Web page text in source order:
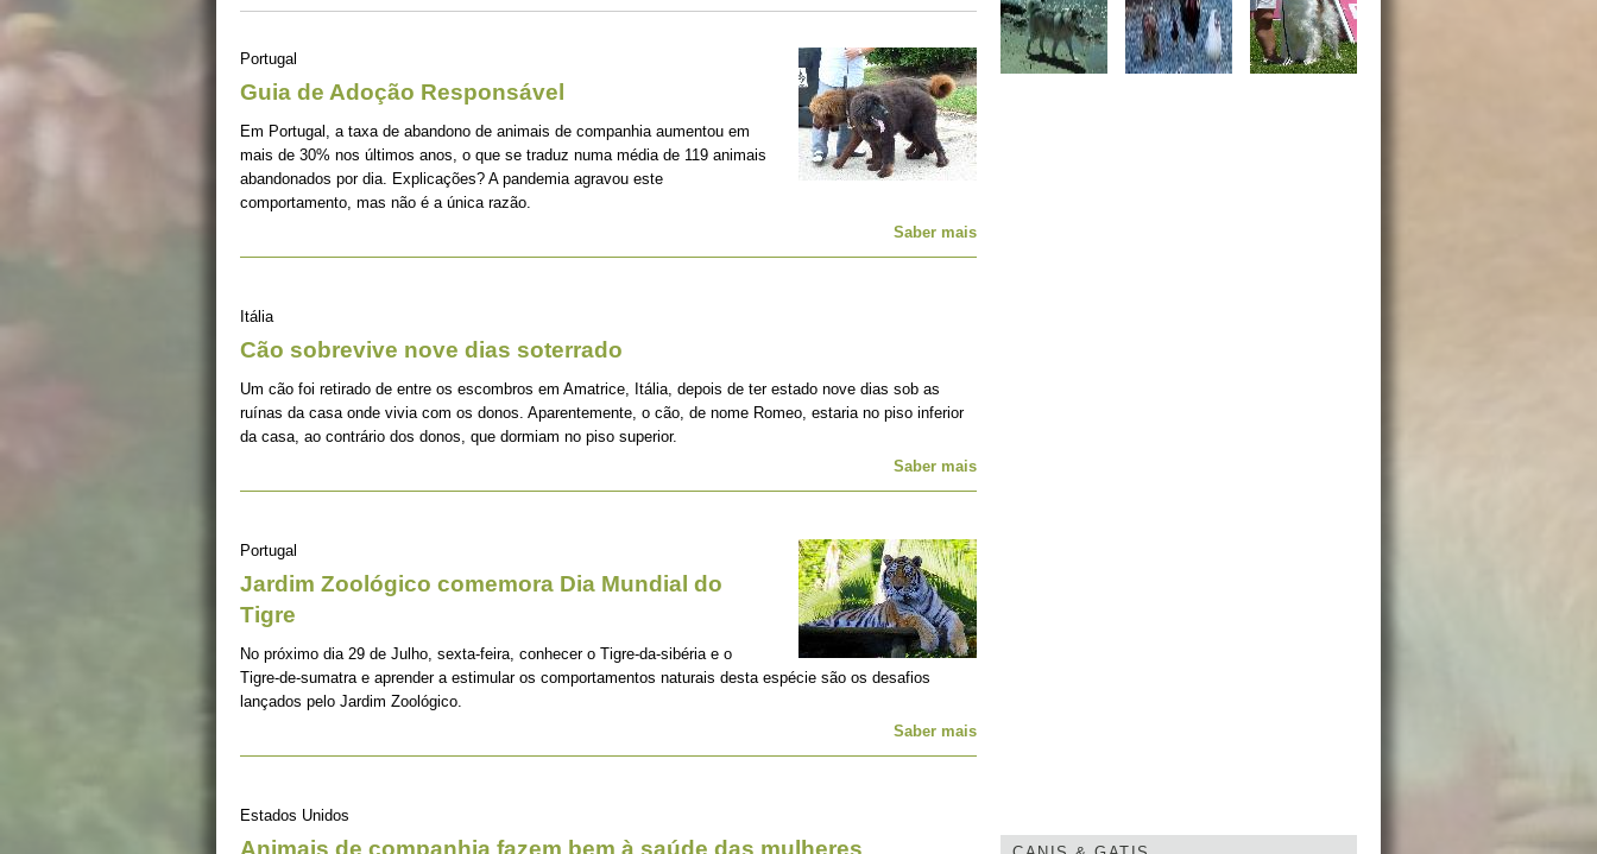
Portugal
Guia de Adoção Responsável
Em Portugal, a taxa de abandono de animais de companhia aumentou em
mais de 30% nos últimos anos, o que se traduz numa média de 119 animais
abandonados por dia. Explicações? A pandemia agravou este
comportamento, mas não é a única razão.
Saber mais
Itália
Cão sobrevive nove dias soterrado
Um cão foi retirado de entre os escombros em Amatrice, Itália, depois de ter estado nove dias sob as
ruínas da casa onde vivia com os donos. Aparentemente, o cão, de nome Romeo, estaria no piso inferior
da casa, ao contrário dos donos, que dormiam no piso superior.
Saber mais
Portugal
Jardim Zoológico comemora Dia Mundial do
Tigre
No próximo dia 29 de Julho, sexta-feira, conhecer o Tigre-da-sibéria e o
Tigre-de-sumatra e aprender a estimular os comportamentos naturais desta espécie são os desafios
lançados pelo Jardim Zoológico.
Saber mais
Estados Unidos
Animais de companhia fazem bem à saúde das mulheres